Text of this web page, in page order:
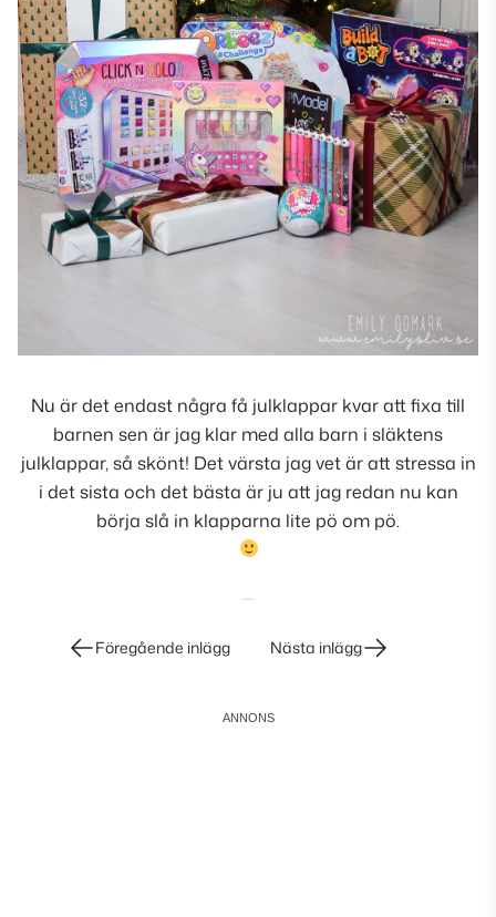
Nu är det endast några få julklappar kvar att fixa till
barnen sen är jag klar med alla barn i släktens
julklappar, så skönt! Det värsta jag vet är att stressa in
i det sista och det bästa är ju att jag redan nu kan
börja slå in klapparna lite pö om pö.
InläggsnavigeringFöregående inlägg Nästa inlägg